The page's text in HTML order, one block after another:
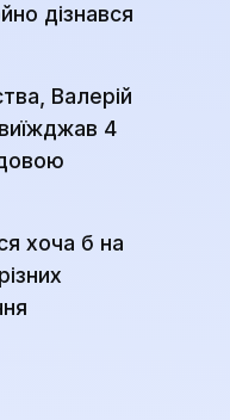
дізнався
Валерій
4
хоча б на